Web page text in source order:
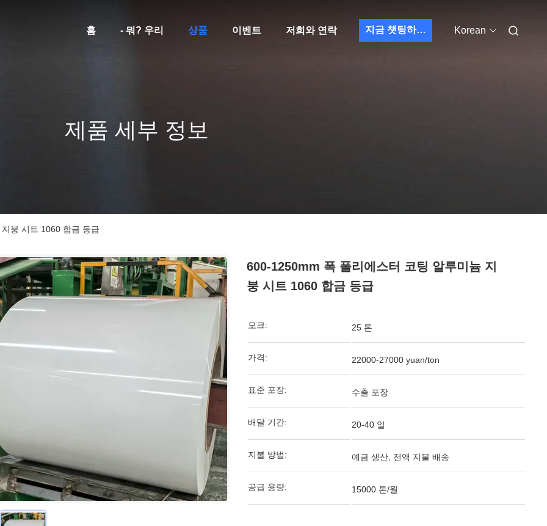
홈 - 뭐? 우리 상품 이벤트 저희와 연락 지금 챗팅하세요 Korean
제품 세부 정보
붕 시트 1060 합금 등급
600-1250mm 폭 폴리에스터 코팅 알루미늄 지
붕 시트 1060 합금 등급
모크: 25 톤
가격: 22000-27000 yuan/ton
표준 포장: 수출 포장
배달 기간: 20-40 일
지불 방법: 예금 생산, 전액 지불 배송
공급 용량: 15000 톤/월